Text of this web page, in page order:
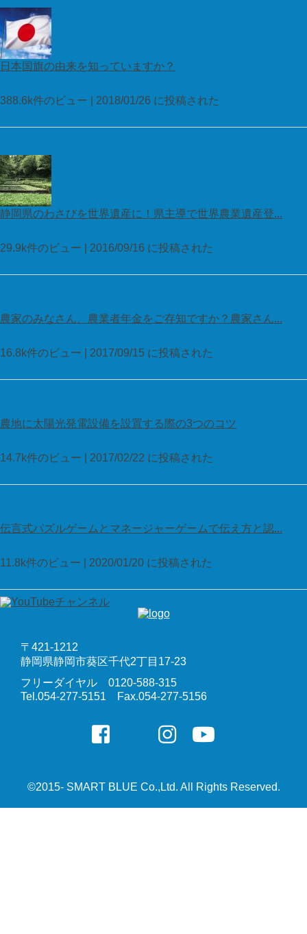
日本国旗の由来を知っていますか？
388.6k件のビュー 2018/01/26 に投稿された
静岡県のわさびを世界遺産に！県主導で世界農業遺産登...
29.9k件のビュー 2016/09/16 に投稿された
農家のみなさん、農業者年金をご存知ですか？農家さん...
16.8k件のビュー 2017/09/15 に投稿された
農地に太陽光発電設備を設置する際の3つのコツ
14.7k件のビュー 2017/02/22 に投稿された
伝言式パズルゲームとマネージャーゲームで伝え方と認...
11.8k件のビュー 2020/01/20 に投稿された
〒421-1212
静岡県静岡市葵区千代2丁目17-23
フリーダイヤル 0120-588-315
Tel.054-277-5151 Fax.054-277-5156
©2015- SMART BLUE Co.,Ltd. All Rights Reserved.